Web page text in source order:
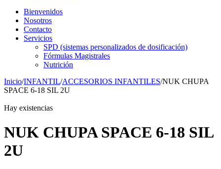
Bienvenidos
Nosotros
Contacto
Servicios
SPD (sistemas personalizados de dosificación)
Fórmulas Magistrales
Nutrición
Inicio/INFANTIL/ACCESORIOS INFANTILES/NUK CHUPA
SPACE 6-18 SIL 2U
Hay existencias
NUK CHUPA SPACE 6-18 SIL
2U